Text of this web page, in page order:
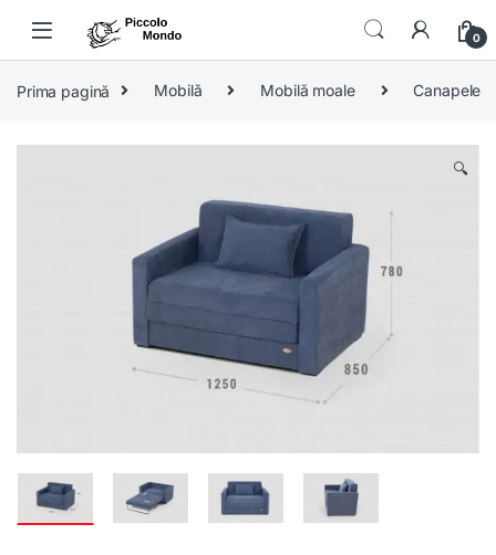
0
Prima pagină Mobilă Mobilă moale Canapele
🔍